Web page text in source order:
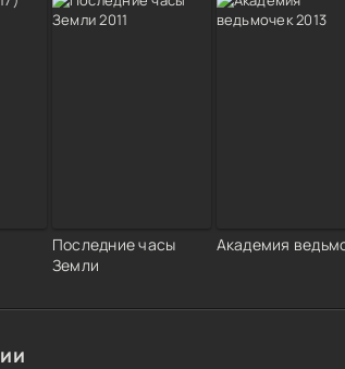
Последние часы
Земли
Академия